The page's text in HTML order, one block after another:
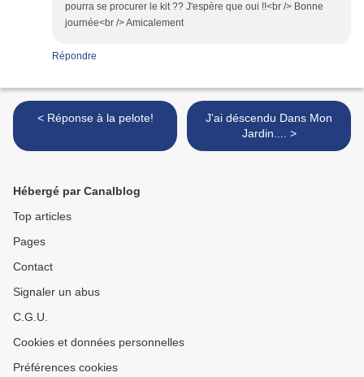
pourra se procurer le kit ?? J'espère que oui !!<br /> Bonne
journée<br /> Amicalement
Répondre
< Réponse à la pelote!
J'ai déscendu Dans Mon
Jardin.... >
Hébergé par Canalblog
Top articles
Pages
Contact
Signaler un abus
C.G.U.
Cookies et données personnelles
Préférences cookies